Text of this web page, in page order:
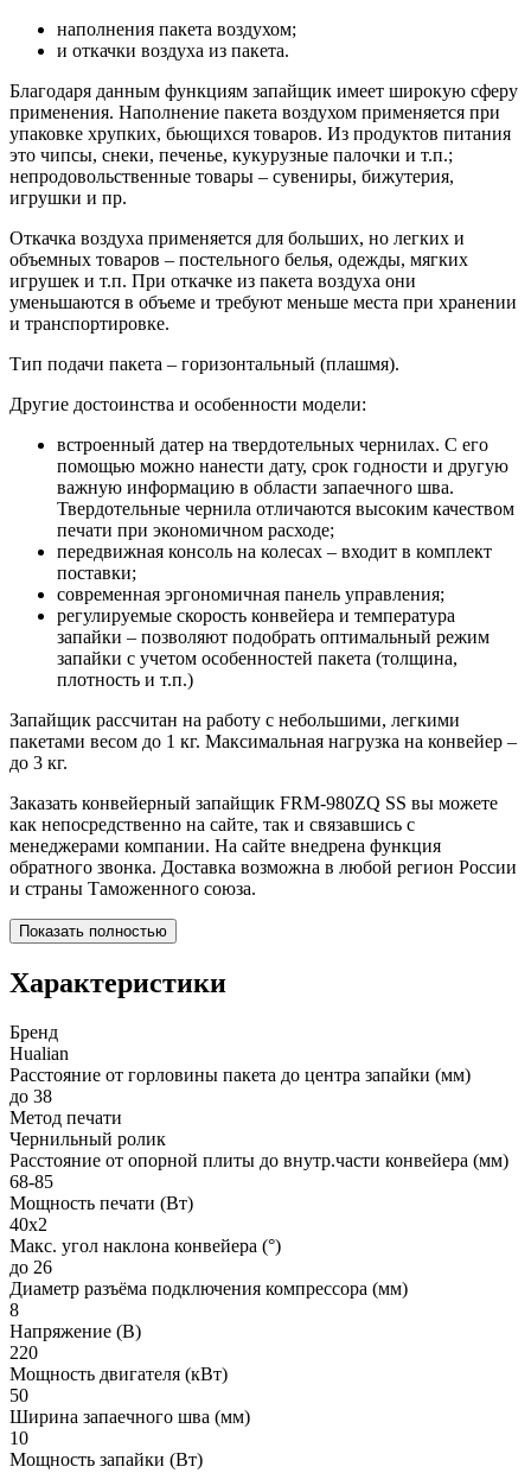
наполнения пакета воздухом;
и откачки воздуха из пакета.
Благодаря данным функциям запайщик имеет широкую сферу
применения. Наполнение пакета воздухом применяется при
упаковке хрупких, бьющихся товаров. Из продуктов питания
это чипсы, снеки, печенье, кукурузные палочки и т.п.;
непродовольственные товары – сувениры, бижутерия,
игрушки и пр.
Откачка воздуха применяется для больших, но легких и
объемных товаров – постельного белья, одежды, мягких
игрушек и т.п. При откачке из пакета воздуха они
уменьшаются в объеме и требуют меньше места при хранении
и транспортировке.
Тип подачи пакета – горизонтальный (плашмя).
Другие достоинства и особенности модели:
встроенный датер на твердотельных чернилах. С его
помощью можно нанести дату, срок годности и другую
важную информацию в области запаечного шва.
Твердотельные чернила отличаются высоким качеством
печати при экономичном расходе;
передвижная консоль на колесах – входит в комплект
поставки;
современная эргономичная панель управления;
регулируемые скорость конвейера и температура
запайки – позволяют подобрать оптимальный режим
запайки с учетом особенностей пакета (толщина,
плотность и т.п.)
Запайщик рассчитан на работу с небольшими, легкими
пакетами весом до 1 кг. Максимальная нагрузка на конвейер –
до 3 кг.
Заказать конвейерный запайщик FRM-980ZQ SS вы можете
как непосредственно на сайте, так и связавшись с
менеджерами компании. На сайте внедрена функция
обратного звонка. Доставка возможна в любой регион России
и страны Таможенного союза.
Показать полностью
Характеристики
Бренд
Hualian
Расстояние от горловины пакета до центра запайки (мм)
до 38
Метод печати
Чернильный ролик
Расстояние от опорной плиты до внутр.части конвейера (мм)
68-85
Мощность печати (Вт)
40х2
Макс. угол наклона конвейера (°)
до 26
Диаметр разъёма подключения компрессора (мм)
8
Напряжение (В)
220
Мощность двигателя (кВт)
50
Ширина запаечного шва (мм)
10
Мощность запайки (Вт)